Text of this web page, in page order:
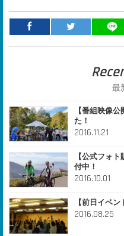
最
【番組映像
た！
2016.11.21
【公式フォ
付中！
2016.10.01
【前日イベン
2016.08.25